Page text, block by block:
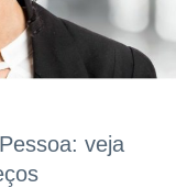
veja